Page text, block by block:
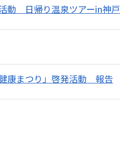
動 日帰り温泉ツアーin神戸
康まつり」啓発活動 報告